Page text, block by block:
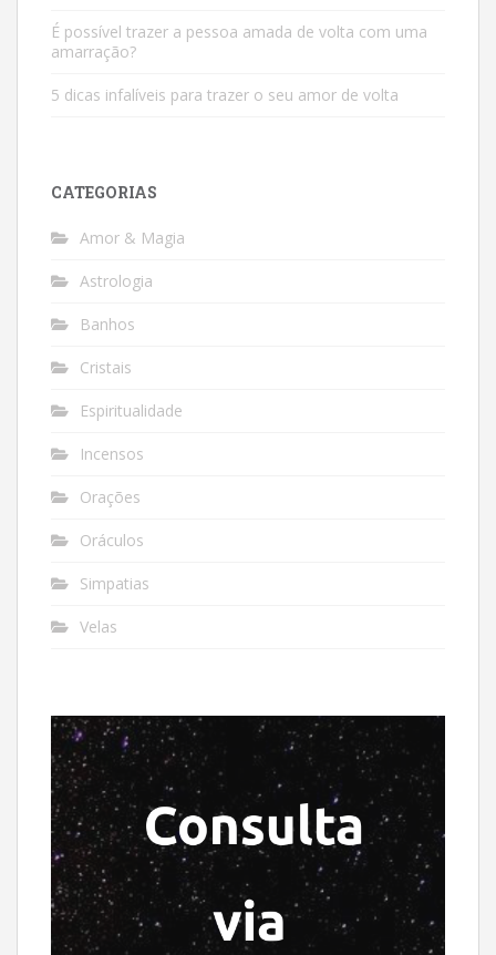
É possível trazer a pessoa amada de volta com uma
amarração?
5 dicas infalíveis para trazer o seu amor de volta
CATEGORIAS
Amor & Magia
Astrologia
Banhos
Cristais
Espiritualidade
Incensos
Orações
Oráculos
Simpatias
Velas